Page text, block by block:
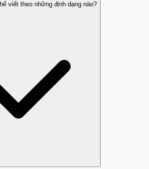
viết theo những định dạng nào?